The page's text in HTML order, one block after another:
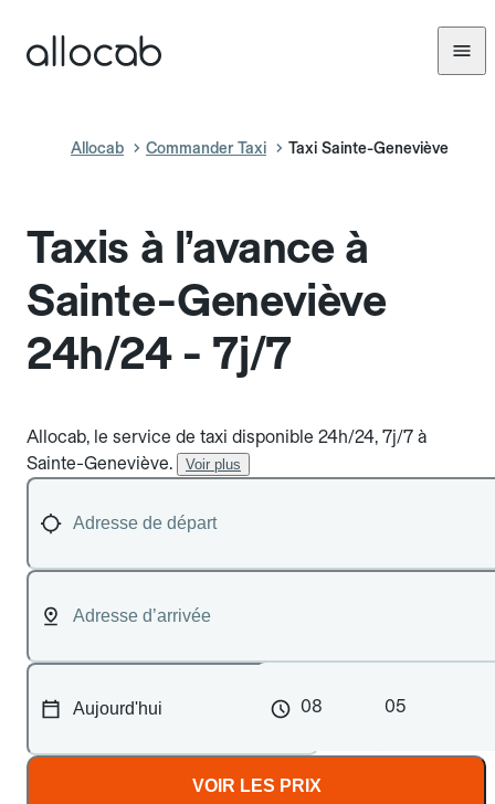
Allocab Commander Taxi Taxi Sainte-Geneviève
Taxis à l’avance à
Sainte-Geneviève
24h/24 - 7j/7
Allocab, le service de taxi disponible 24h/24, 7j/7 à
Sainte-Geneviève.
Voir plus
08 05
VOIR LES PRIX